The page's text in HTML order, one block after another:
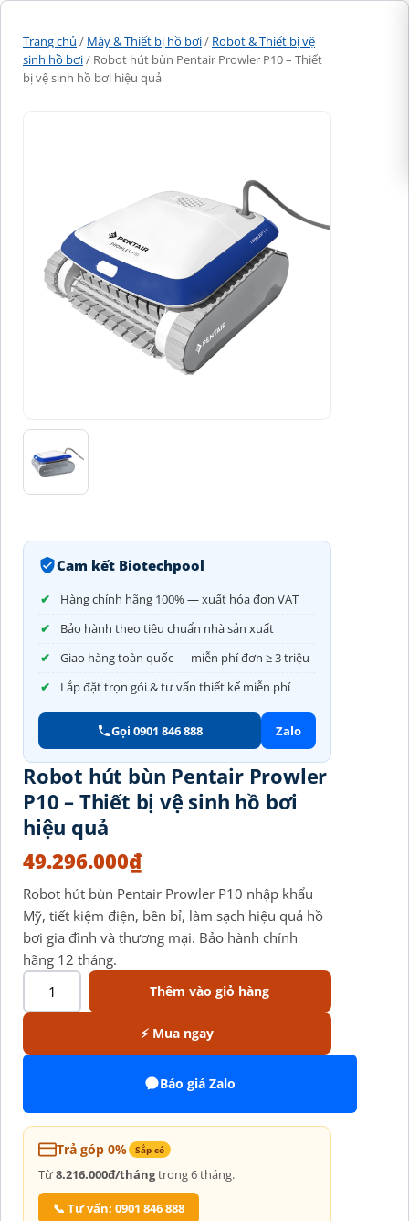
Trang chủ / Máy & Thiết bị hồ bơi/ Robot & Thiết bị vệ
sinh hồ bơi/ Robot hút bùn Pentair Prowler P10 – Thiết
bị vệ sinh hồ bơi hiệu quả
Cam kết Biotechpool
Hàng chính hãng 100% — xuất hóa đơn VAT
Bảo hành theo tiêu chuẩn nhà sản xuất
Giao hàng toàn quốc — miễn phí đơn ≥ 3 triệu
Lắp đặt trọn gói & tư vấn thiết kế miễn phí
Gọi 0901 846 888 Zalo
Robot hút bùn Pentair Prowler
P10 – Thiết bị vệ sinh hồ bơi
hiệu quả
49.296.000₫
Robot hút bùn Pentair Prowler P10 nhập khẩu
Mỹ, tiết kiệm điện, bền bỉ, làm sạch hiệu quả hồ
bơi gia đình và thương mại. Bảo hành chính
hãng 12 tháng.
Thêm vào giỏ hàng
⚡ Mua ngay
Báo giá Zalo
Trả góp 0% Sắp có
Từ8.216.000đ/thángtrong 6 tháng.
📞 Tư vấn: 0901 846 888